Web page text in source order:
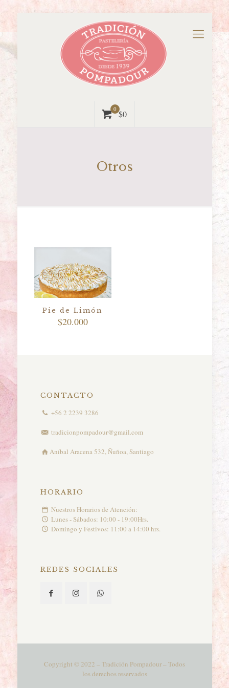
0 $0
Otros
Pie de Limón
$20.000
CONTACTO
+56 2 2239 3286
tradicionpompadour@gmail.com
Aníbal Aracena 532, Ñuñoa, Santiago
HORARIO
Nuestros Horarios de Atención:
Lunes - Sábados: 10:00 - 19:00Hrs.
Domingo y Festivos: 11:00 a 14:00 hrs.
REDES SOCIALES
Copyright © 2022 – Tradición Pompadour – Todos
los derechos reservados